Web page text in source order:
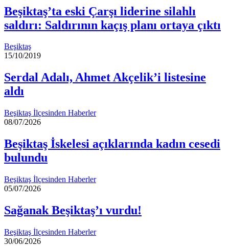
Beşiktaş’ta eski Çarşı liderine silahlı
saldırı: Saldırının kaçış planı ortaya çıktı
Beşiktaş
15/10/2019
Serdal Adalı, Ahmet Akçelik’i listesine
aldı
Beşiktaş İlçesinden Haberler
08/07/2026
Beşiktaş İskelesi açıklarında kadın cesedi
bulundu
Beşiktaş İlçesinden Haberler
05/07/2026
Sağanak Beşiktaş’ı vurdu!
Beşiktaş İlçesinden Haberler
30/06/2026